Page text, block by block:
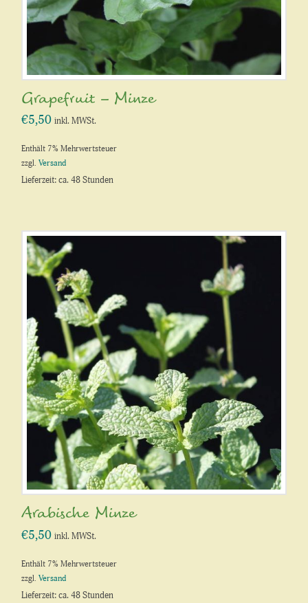
Grapefruit – Minze
€5,50 inkl. MWSt.
Enthält 7% Mehrwertsteuer
zzgl.Versand
Lieferzeit: ca. 48 Stunden
Arabische Minze
€5,50 inkl. MWSt.
Enthält 7% Mehrwertsteuer
zzgl.Versand
Lieferzeit: ca. 48 Stunden